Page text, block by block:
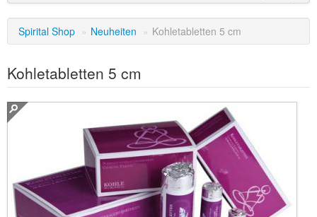
Audio
Bücher
Düfte
Essenzen
Figuren & Statuen
Geschenkartikel
Gesundheit & Wellness
Spirital Shop » Neuheiten » Kohletabletten 5 cm
Kohletabletten 5 cm